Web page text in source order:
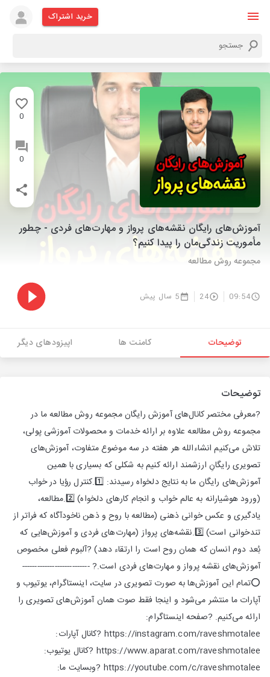
خرید اشتراک
0
0
آموزش‌های رایگان نقشه‌های پرواز و مهارت‌های فردی - چطور
مأموریت زندگی‌مان را پیدا کنیم؟
مجموعه روش مطالعه
09:54
24 5 سال پیش
توضیحات کامنت ها اپیزودهای دیگر
توضیحات
?معرفی مختصر کانال‌های آموزش رایگان مجموعه روش مطالعه ما در
مجموعه روش مطالعه علاوه بر ارائه خدمات و محصولات آموزشی پولی،
تلاش می‌کنیم انشاءالله هر هفته در سه موضوع متفاوت، آموزش‌های
تصویری رایگانِ ارزشمند ارائه کنیم به شکلی که بسیاری با همین
آموزش‌های رایگان ما به نتایج دلخواه رسیدند: 1️⃣.کنترل رؤیا در خواب
(ورود هوشیارانه به عالم خواب و انجام کارهای دلخواه) 2️⃣.مطالعه،
یادگیری و عکس خوانی ذهنی (مطالعه با روح و ذهن ناخودآگاه که فراتر از
تندخوانی است) 3️⃣.نقشه‌های پرواز (مهارت‌های فردی و آموزش‌هایی که
بُعد دوم انسان که همان روح است را ارتقاء دهد) ?آلبوم فعلی مخصوص
آموزش‌های نقشه پرواز و مهارت‌های فردی است.? ---------------------------
⭕تمام این آموزش‌ها به صورت تصویری در سایت، اینستاگرام، یوتیوب و
آپارات ما منتشر می‌شود و اینجا فقط صوت همان آموزش‌های تصویری را
ارائه می‌کنیم. ?صفحه اینستاگرام:
https://instagram.com/raveshmotalee ?کانال آپارات:
https://www.aparat.com/raveshmotalee ?کانال یوتیوب:
https://youtube.com/c/raveshmotalee ?وبسایت ما: